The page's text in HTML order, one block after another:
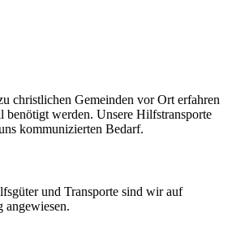
christlichen Gemeinden vor Ort erfahren
benötigt werden. Unsere Hilfstransporte
kommunizierten Bedarf.
und Transporte sind wir auf
angewiesen.